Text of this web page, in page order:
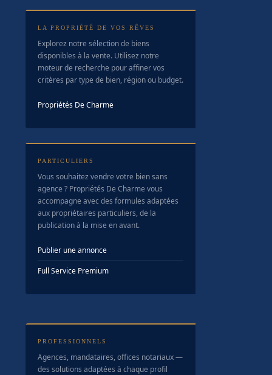
LA PROPRIÉTÉ DE VOS RÊVES
Explorez notre sélection de biens
disponibles à la vente. Utilisez notre
moteur de recherche pour affiner vos
critères par type de bien, région ou budget.
Propriétés De Charme
PARTICULIERS
Vous souhaitez vendre votre bien sans
agence ? Propriétés De Charme vous
accompagne avec des formules adaptées
aux propriétaires particuliers, de la
publication à la mise en avant.
Publier une annonce
Full Service Premium
PROFESSIONNELS
Agences, mandataires, offices notariaux —
des solutions adaptées à chaque profil